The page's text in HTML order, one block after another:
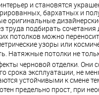
и становятся
бархатных и
оригинальные
труда подбирать сочетания
потолков можно
узоры или
Натяжные потолки не
черновой отделки. Они
срока эксплуатации, не
устойчивыми к смене
предельно прост, при